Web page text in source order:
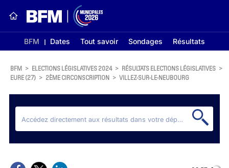
BFM Dates Tout savoir Sondages Résultats
BFM > ELECTIONS LÉGISLATIVES 2024 > RÉSULTATS ELECTIONS LÉGISLATIVES >
EURE (27) > 2ÈME CIRCONSCRIPTION > VILLEZ-SUR-LE-NEUBOURG